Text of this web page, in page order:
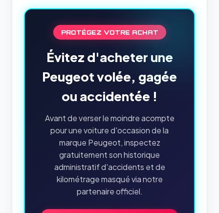
PROTÉGEZ VOTRE ACHAT
Évitez d'acheter une
Peugeot volée, gagée
ou accidentée !
Avant de verser le moindre acompte
pour une voiture d'occasion de la
marque Peugeot, inspectez
gratuitement son historique
administratif d'accidents et de
kilométrage masqué via notre
partenaire officiel.